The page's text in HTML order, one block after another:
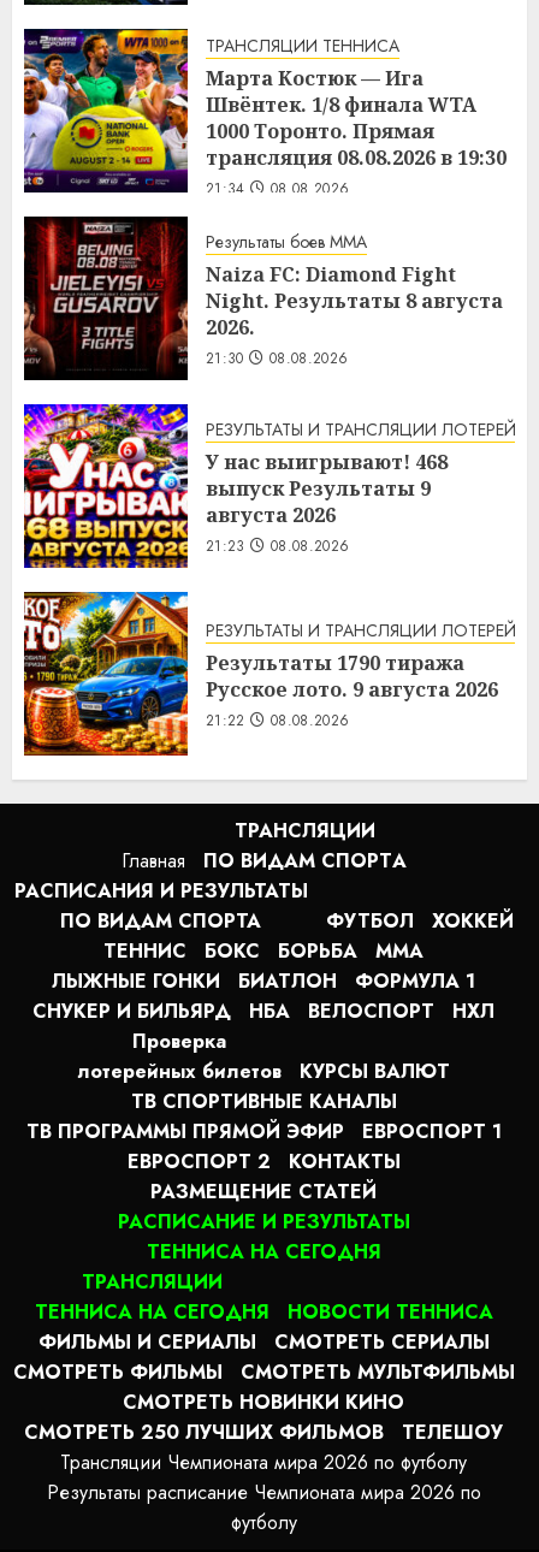
ТРАНСЛЯЦИИ ТЕННИСА
Марта Костюк — Ига
Швёнтек. 1/8 финала WTA
1000 Торонто. Прямая
трансляция 08.08.2026 в 19:30
21:34 08.08.2026
Результаты боев MMA
Naiza FC: Diamond Fight
Night. Результаты 8 августа
2026.
21:30 08.08.2026
РЕЗУЛЬТАТЫ И ТРАНСЛЯЦИИ ЛОТЕРЕЙ
У нас выигрывают! 468
выпуск Результаты 9
августа 2026
21:23 08.08.2026
РЕЗУЛЬТАТЫ И ТРАНСЛЯЦИИ ЛОТЕРЕЙ
Результаты 1790 тиража
Русское лото. 9 августа 2026
21:22 08.08.2026
Главная
ТРАНСЛЯЦИИ
ПО ВИДАМ СПОРТA
РАСПИСАНИЯ И РЕЗУЛЬТАТЫ
ПО ВИДАМ СПОРТА
ФУТБОЛ
ХОККЕЙ
ТЕННИС
БОКС БОРЬБА
MMA
ЛЫЖНЫЕ ГОНКИ
БИАТЛОН
ФОРМУЛА 1
СНУКЕР И БИЛЬЯРД
НБА ВЕЛОСПОРТ
НХЛ
Проверка
лотерейных билетов
КУРСЫ ВАЛЮТ
ТВ СПОРТИВНЫЕ КАНАЛЫ
ТВ ПРОГРАММЫ ПРЯМОЙ ЭФИР
ЕВРОСПОРТ 1
ЕВРОСПОРТ 2
КОНТАКТЫ
РАЗМЕЩЕНИЕ СТАТЕЙ
РАСПИСАНИЕ И РЕЗУЛЬТАТЫ
ТЕННИСА НА СЕГОДНЯ
ТРАНСЛЯЦИИ
ТЕННИСА НА СЕГОДНЯ
НОВОСТИ ТЕННИСА
ФИЛЬМЫ И СЕРИАЛЫ
СМОТРЕТЬ СЕРИАЛЫ
СМОТРЕТЬ ФИЛЬМЫ
СМОТРЕТЬ МУЛЬТФИЛЬМЫ
СМОТРЕТЬ НОВИНКИ КИНО
СМОТРЕТЬ 250 ЛУЧШИХ ФИЛЬМОВ
ТЕЛЕШОУ
Трансляции Чемпионата мира 2026 по футболу
Результаты расписание Чемпионата мира 2026 по
футболу